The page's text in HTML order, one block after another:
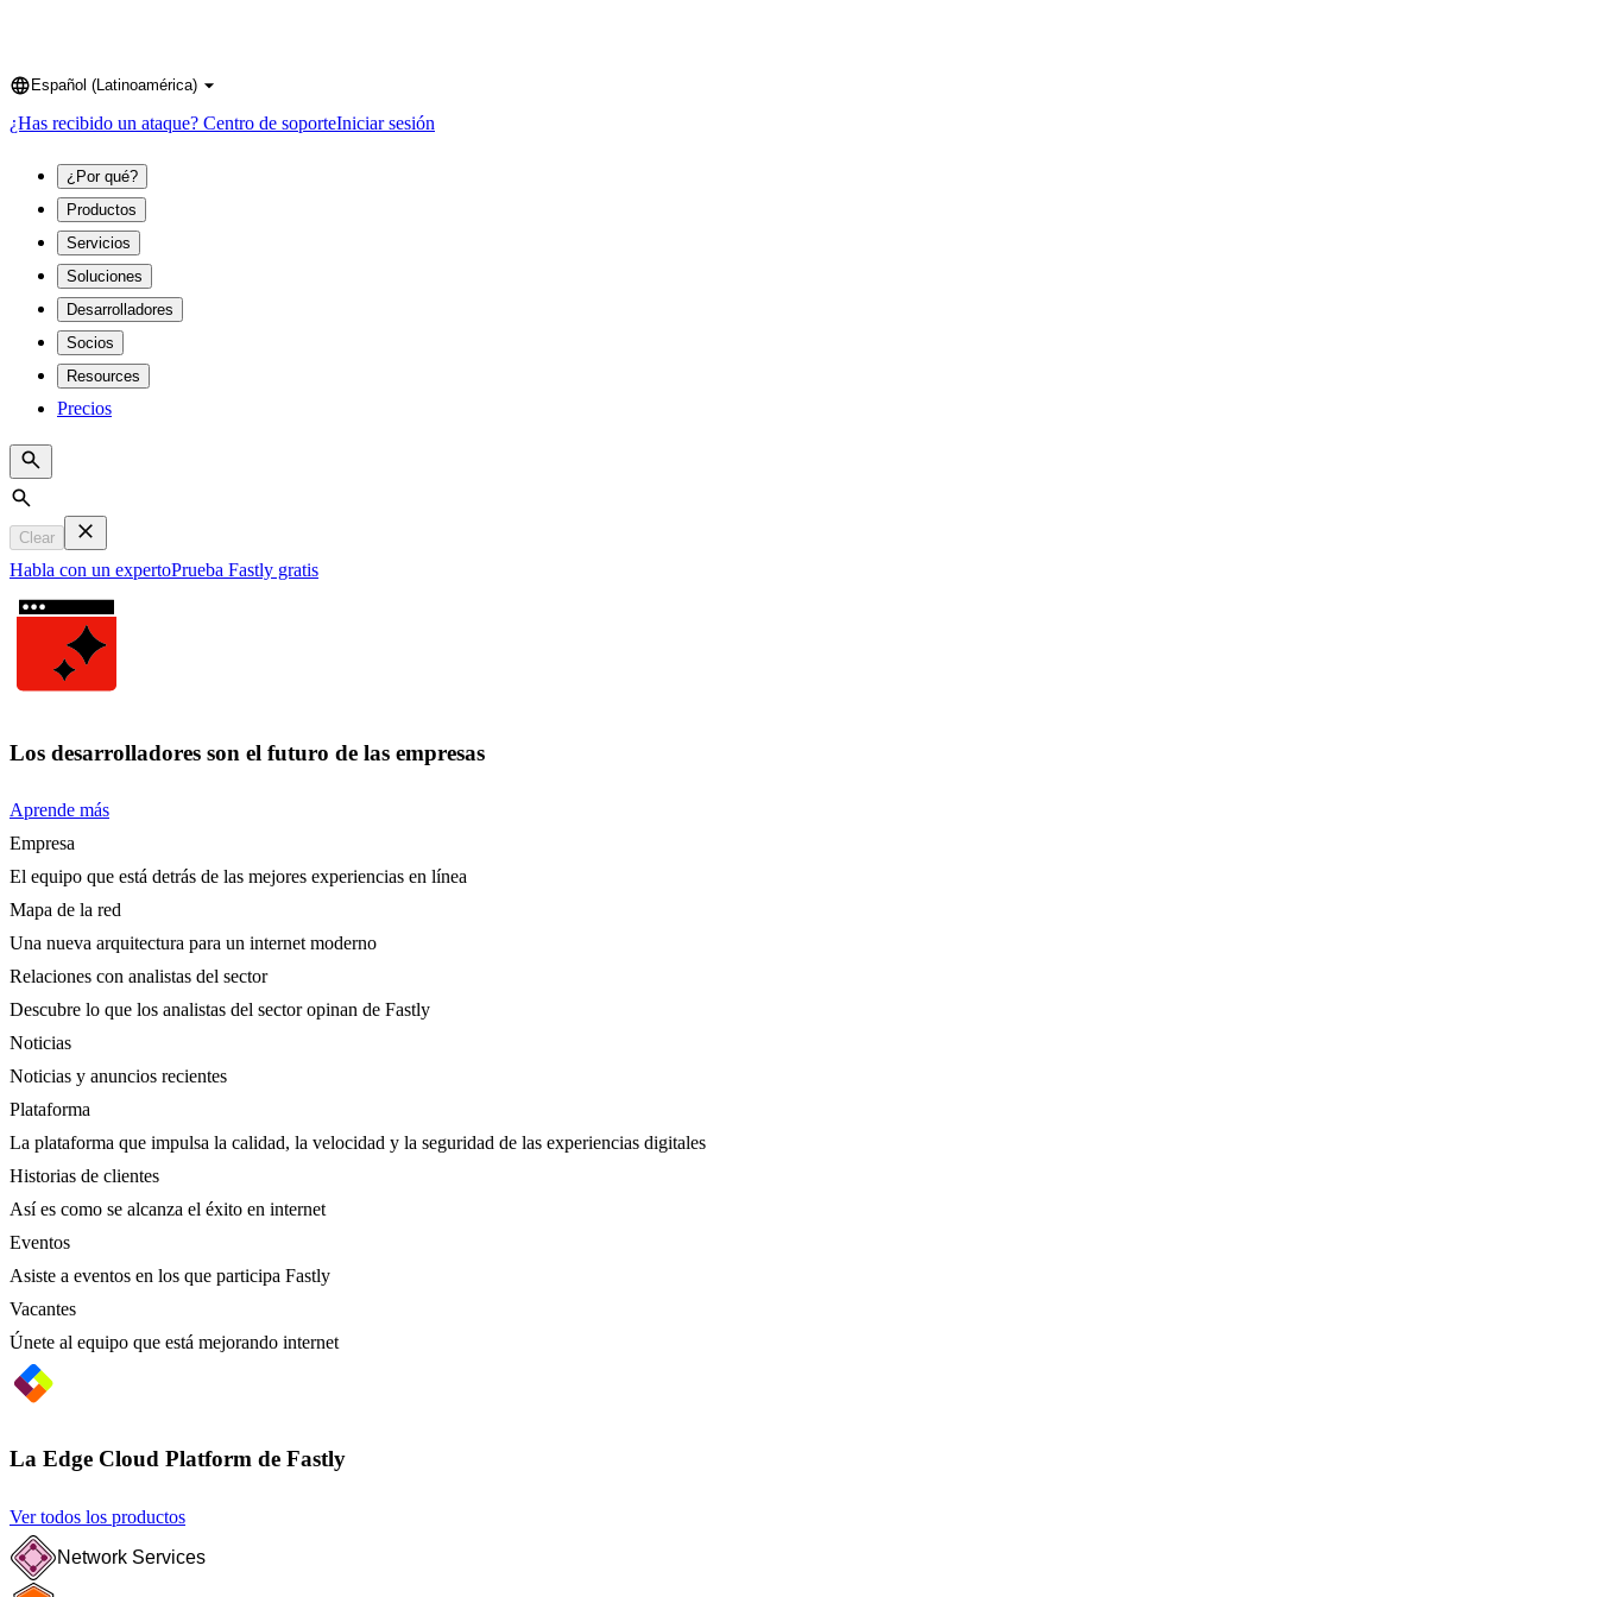
Language
Español (Latinoamérica)
¿Has recibido un ataque? Centro de soporteIniciar sesión
¿Por qué?
Productos
Servicios
Soluciones
Desarrolladores
Socios
Resources
Precios
Search
Clear
Habla con un expertoPrueba Fastly gratis
Los desarrolladores son el futuro de las empresas
Aprende más
Empresa
El equipo que está detrás de las mejores experiencias en línea
Mapa de la red
Una nueva arquitectura para un internet moderno
Relaciones con analistas del sector
Descubre lo que los analistas del sector opinan de Fastly
Noticias
Noticias y anuncios recientes
Plataforma
La plataforma que impulsa la calidad, la velocidad y la seguridad de las experiencias digitales
Historias de clientes
Así es como se alcanza el éxito en internet
Eventos
Asiste a eventos en los que participa Fastly
Vacantes
Únete al equipo que está mejorando internet
La Edge Cloud Platform de Fastly
Ver todos los productos
Network Services